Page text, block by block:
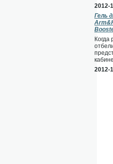
2012-
Гель
Когда
2012-